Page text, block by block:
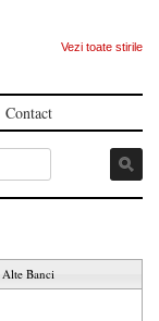
Vezi toate stirile
Contact
Alte Banci